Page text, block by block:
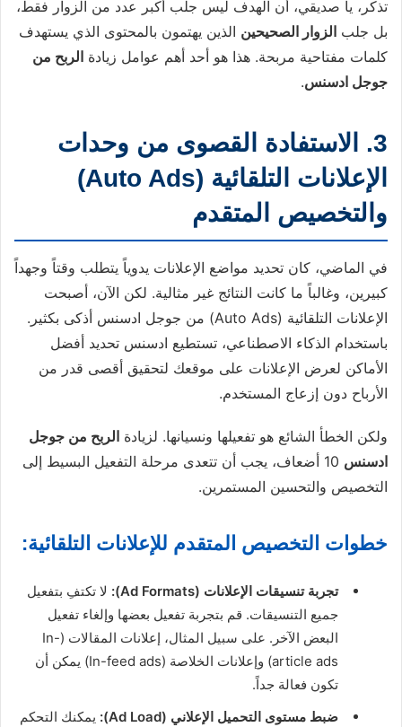
تذكر، يا صديقي، أن الهدف ليس جلب أكبر عدد من الزوار فقط،
بل جلب الزوار الصحيحين الذين يهتمون بالمحتوى الذي يستهدف
كلمات مفتاحية مربحة. هذا هو أحد أهم عوامل زيادة الربح من
جوجل ادسنس.
3. الاستفادة القصوى من وحدات
الإعلانات التلقائية (Auto Ads)
والتخصيص المتقدم
في الماضي، كان تحديد مواضع الإعلانات يدوياً يتطلب وقتاً وجهداً
كبيرين، وغالباً ما كانت النتائج غير مثالية. لكن الآن، أصبحت
الإعلانات التلقائية (Auto Ads) من جوجل ادسنس أذكى بكثير.
باستخدام الذكاء الاصطناعي، تستطيع ادسنس تحديد أفضل
الأماكن لعرض الإعلانات على موقعك لتحقيق أقصى قدر من
الأرباح دون إزعاج المستخدم.
ولكن الخطأ الشائع هو تفعيلها ونسيانها. لزيادة الربح من جوجل
ادسنس
10 أضعاف، يجب أن تتعدى مرحلة التفعيل البسيط إلى
التخصيص والتحسين المستمرين.
خطوات التخصيص المتقدم للإعلانات التلقائية:
تجربة تنسيقات الإعلانات (Ad Formats):
لا تكتفِ بتفعيل
جميع التنسيقات. قم بتجربة تفعيل بعضها وإلغاء تفعيل
البعض الآخر. على سبيل المثال، إعلانات المقالات (In-
article ads) وإعلانات الخلاصة (In-feed ads) يمكن أن
تكون فعالة جداً.
ضبط مستوى التحميل الإعلاني (Ad Load):
يمكنك التحكم